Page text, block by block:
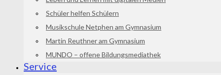
Schüler helfen Schülern
Musikschule Netphen am Gymnasium
Martin Reuthner am Gymnasium
MUNDO – offene Bildungsmediathek
Service